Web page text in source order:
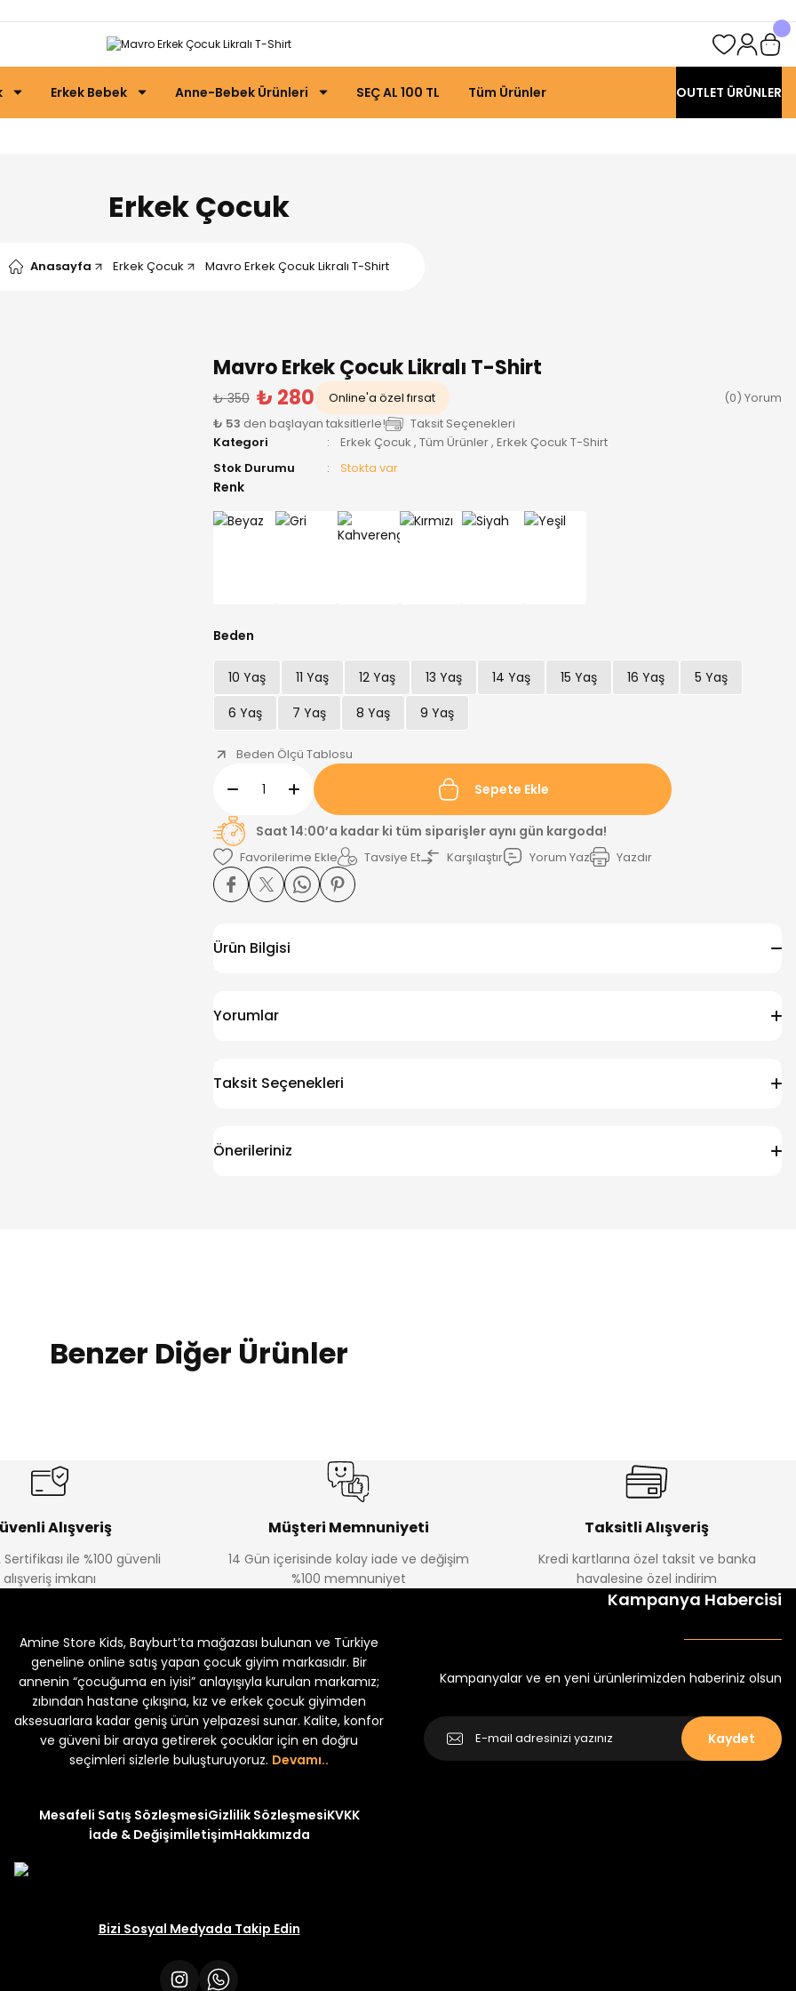
Erkek Bebek Anne-Bebek Ürünleri SEÇ AL 100 TL Tüm Ürünler OUTLET ÜRÜNLER
Erkek Çocuk
Anasayfa Erkek Çocuk Mavro Erkek Çocuk Likralı T-Shirt
Mavro Erkek Çocuk Likralı T-Shirt
₺ 350 ₺ 280 Online'a özel fırsat
(0) Yorum
₺ 53 den başlayan taksitlerle!
Taksit Seçenekleri
Kategori
Erkek Çocuk , Tüm Ürünler, Erkek Çocuk T-Shirt
Stok Durumu
Stokta var
Renk
Beden
10 Yaş 11 Yaş 12 Yaş 13 Yaş 14 Yaş 15 Yaş 16 Yaş
5 Yaş
6 Yaş
7 Yaş 8 Yaş 9 Yaş
Beden Ölçü Tablosu
Sepete Ekle
Saat 14:00’a kadar ki tüm siparişler aynı gün kargoda!
Tavsiye Et Karşılaştır Yorum Yaz Yazdır
Ürün Bilgisi
Yorumlar
Taksit Seçenekleri
Önerileriniz
Benzer Diğer Ürünler
Yeni
Kampçı Minik Erkek Çocuk 2'li Şortlu Takım
%30
Yeni
₺ 500 ₺ 350
%30
Minik Kral Erkek Çocuk 2'li Şortlu Takım
2'li Şortlu Takım
Alışveriş
Sertifikası ile %100 güvenli
alışveriş imkanı
Müşteri Memnuniyeti
14 Gün içerisinde kolay iade ve değişim
%100 memnuniyet
Taksitli Alışveriş
Kredi kartlarına özel taksit ve banka
havalesine özel indirim
Amine Store Kids, Bayburt’ta mağazası bulunan ve Türkiye
geneline online satış yapan çocuk giyim markasıdır. Bir
annenin “çocuğuma en iyisi” anlayışıyla kurulan markamız;
zıbından hastane çıkışına, kız ve erkek çocuk giyimden
aksesuarlara kadar geniş ürün yelpazesi sunar. Kalite, konfor
ve güveni bir araya getirerek çocuklar için en doğru
seçimleri sizlerle buluşturuyoruz. Devamı..
Mesafeli Satış SözleşmesiGizlilik SözleşmesiKVKK
İade & DeğişimİletişimHakkımızda
Bizi Sosyal Medyada Takip Edin
Kampanya Habercisi
Kampanyalar ve en yeni ürünlerimizden haberiniz olsun
Kaydet